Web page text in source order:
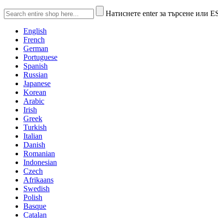
Натиснете enter за търсене или
English
French
German
Portuguese
Spanish
Russian
Japanese
Korean
Arabic
Irish
Greek
Turkish
Italian
Danish
Romanian
Indonesian
Czech
Afrikaans
Swedish
Polish
Basque
Catalan